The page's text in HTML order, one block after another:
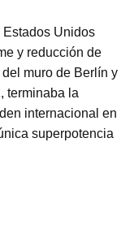
Unidos
y reducción de
muro de Berlín y
terminaba la
internacional en
superpotencia